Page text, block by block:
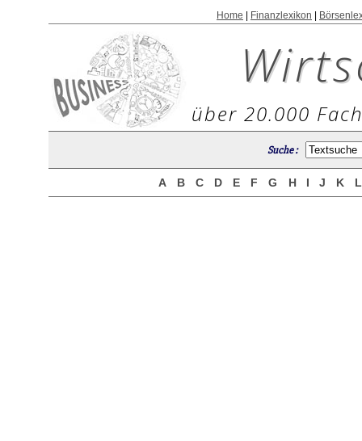
Home Finanzlexikon
über 20.000
Suche :
A B C D E F G H I J K